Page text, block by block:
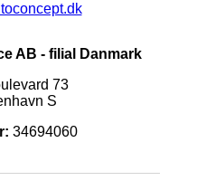
AB - filial Danmark
73
S
34694060